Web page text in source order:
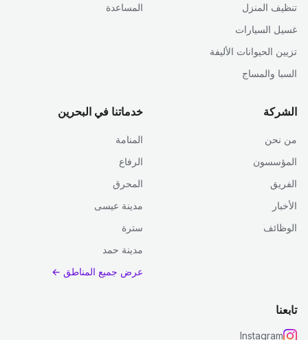
تنظيف المنزل
غسيل السيارات
تزيين الحيوانات الأليفة
السبا والمساج
المساعدة
الشركة
من نحن
المؤسسون
الفريق
الأخبار
الوظائف
خدماتنا في البحرين
المنامة
الرفاع
المحرق
مدينة عيسى
سترة
مدينة حمد
عرض جميع المناطق ←
تابعنا
Instagram